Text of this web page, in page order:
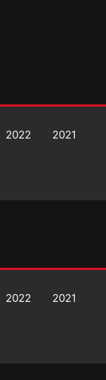
2022 2021
2022 2021